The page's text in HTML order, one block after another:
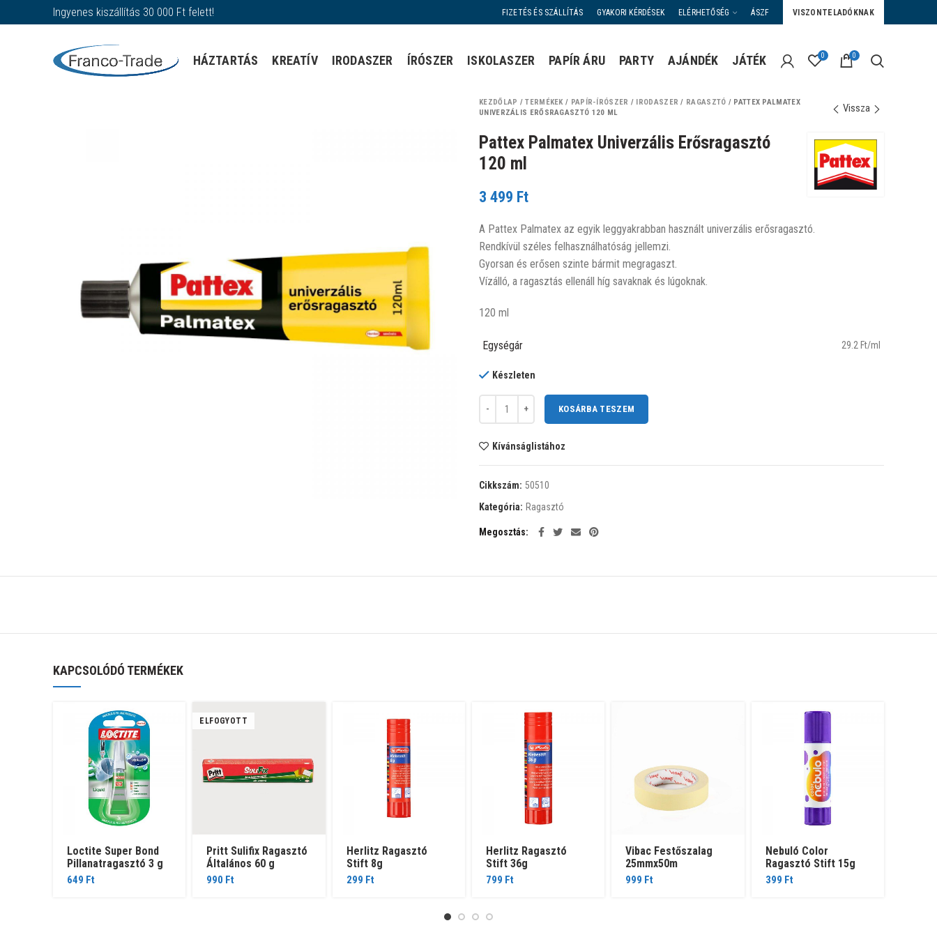
Ingyenes kiszállítás 30 000 Ft felett! FIZETÉS ÉS SZÁLLÍTÁS GYAKORI KÉRDÉSEK ELÉRHETŐSÉG ÁSZF VISZONTELADÓKNAK
HÁZTARTÁS KREATÍV IRODASZER ÍRÓSZER ISKOLASZER PAPÍR ÁRU PARTY AJÁNDÉK JÁTÉK 0 0
KEZDŐLAP /TERMÉKEK / PAPÍR-ÍRÓSZER / IRODASZER / RAGASZTÓ / PATTEX PALMATEX
UNIVERZÁLIS ERŐSRAGASZTÓ 120 ML
Vissza
Pattex Palmatex Univerzális Erősragasztó
120 ml
3 499 Ft
A Pattex Palmatex az egyik leggyakrabban használt univerzális erősragasztó.
Rendkívül széles felhasználhatóság jellemzi.
Gyorsan és erősen szinte bármit megragaszt.
Vízálló, a ragasztás ellenáll híg savaknak és lúgoknak.
120 ml
Egységár 29.2 Ft/ml
Készleten
Pattex Palmatex Univerzális Erősragasztó 120 ml mennyiség
KOSÁRBA TESZEM
Kívánságlistához
Cikkszám: 50510
Kategória: Ragasztó
Megosztás
KAPCSOLÓDÓ TERMÉKEK
Loctite Super Bond
Pillanatragasztó 3 g
649 Ft
ELFOGYOTT
Pritt Sulifix Ragasztó
Általános 60 g
990 Ft
Herlitz Ragasztó
Stift 8g
299 Ft
Herlitz Ragasztó
Stift 36g
799 Ft
Vibac Festőszalag
25mmx50m
999 Ft
Nebuló Color
Ragasztó Stift 15g
399 Ft